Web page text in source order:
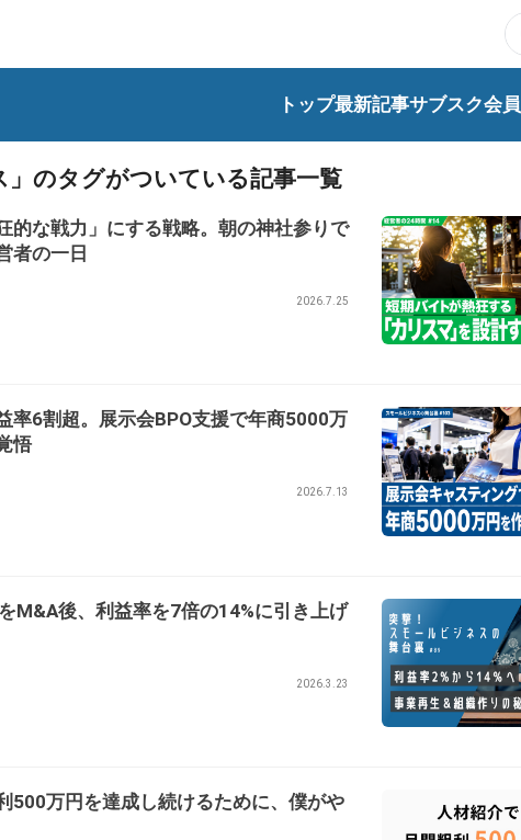
トップ最新記事サブスク会員
」のタグがついている記事一覧
的な戦力」にする戦略。朝の神社参りで
者の一日
2026.7.25
率6割超。展示会BPO支援で年商5000万
悟
2026.7.13
M&A後、利益率を7倍の14%に引き上げ
2026.3.23
500万円を達成し続けるために、僕がや